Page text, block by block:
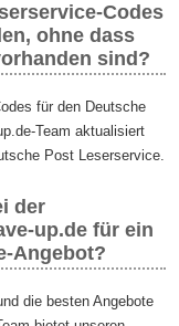
Codes
ohne dass
sind?
für den Deutsche
Team aktualisiert
Post Leserservice.
der
up.de für ein
Angebot?
die besten Angebote